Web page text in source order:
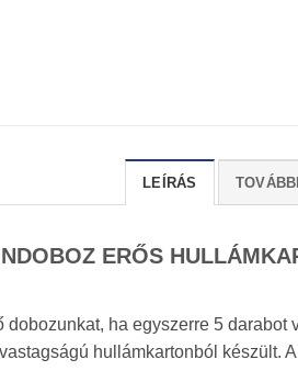
LEÍRÁS
ERŐS
ha egyszerre 5
hullámkartonból készült.